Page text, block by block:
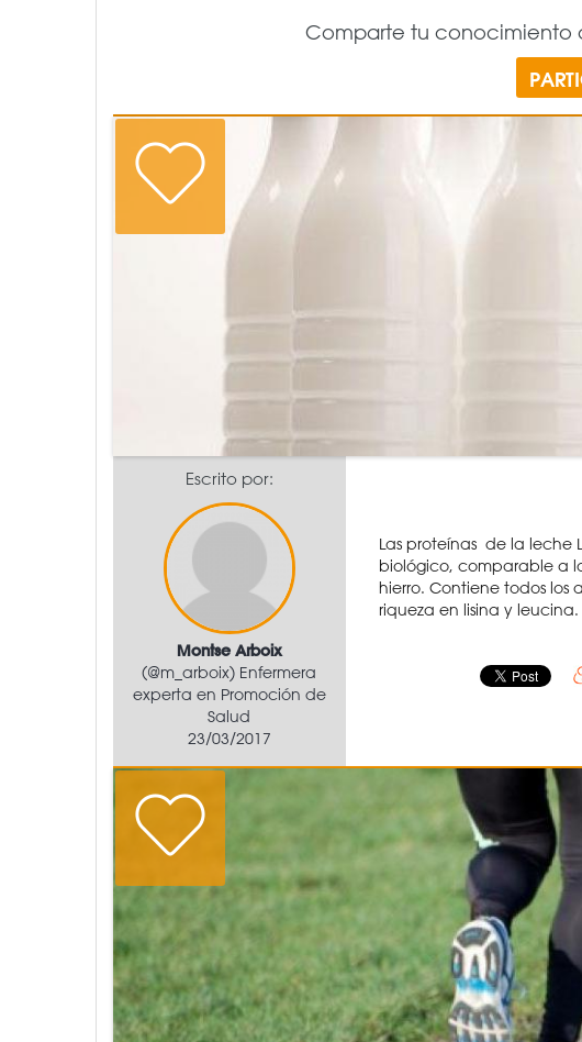
Comparte tu conocimiento
Escrito por:
Montse Arboix
(@m_arboix) Enfermera
experta en Promoción de
Salud
23/03/2017
Las proteínas de la leche
biológico, comparable a
hierro. Contiene todos los
riqueza en lisina y leucina.